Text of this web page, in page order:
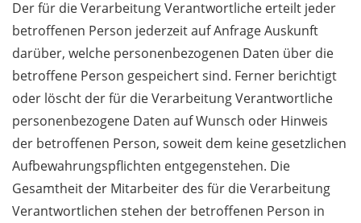
Der für die Verarbeitung Verantwortliche erteilt jeder
betroffenen Person jederzeit auf Anfrage Auskunft
darüber, welche personenbezogenen Daten über die
betroffene Person gespeichert sind. Ferner berichtigt
oder löscht der für die Verarbeitung Verantwortliche
personenbezogene Daten auf Wunsch oder Hinweis
der betroffenen Person, soweit dem keine gesetzlichen
Aufbewahrungspflichten entgegenstehen. Die
Gesamtheit der Mitarbeiter des für die Verarbeitung
Verantwortlichen stehen der betroffenen Person in